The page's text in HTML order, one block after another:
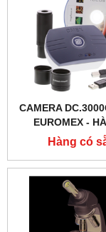
CAMERA
EUROMEX -
Hàng có